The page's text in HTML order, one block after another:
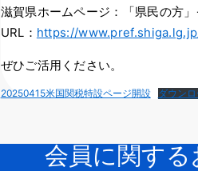
滋賀県ホームページ：「県民の方
URL： https://
ぜひご活用ください。
20250415米国関税特設ページ開設 ダウン
会員に関す